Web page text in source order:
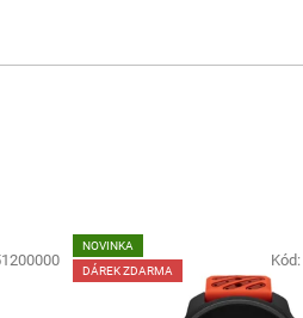
NOVINKA
DÁREK ZDARMA
Kód: